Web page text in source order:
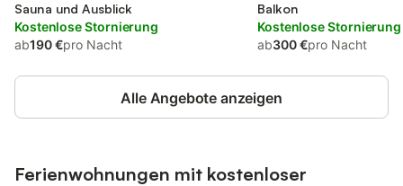
Sauna und Ausblick
Kostenlose Stornierung
ab190 €pro Nacht
Balkon
Kostenlose Stornierung
ab300 €pro Nacht
Alle Angebote anzeigen
Ferienwohnungen mit kostenloser